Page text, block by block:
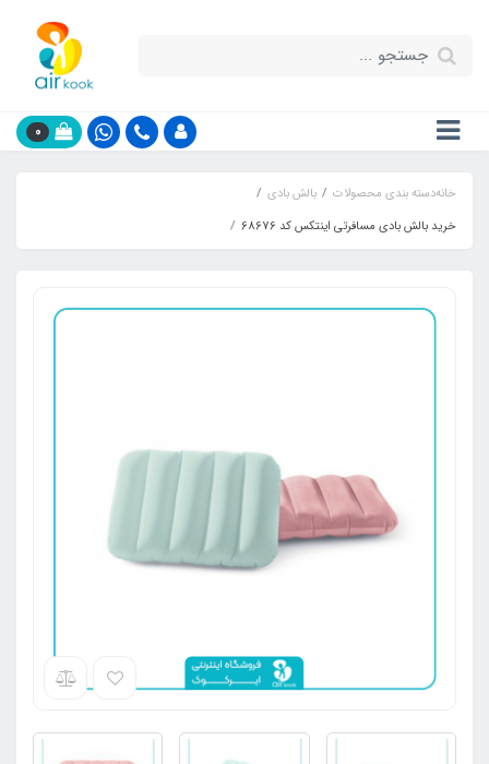
0
خانهدسته بندی محصولات
بالش بادی
خرید بالش بادی مسافرتی اینتکس کد 68676